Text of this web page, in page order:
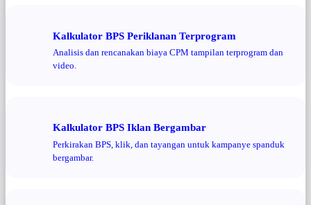
Kalkulator BPS Periklanan Terprogram
Analisis dan rencanakan biaya CPM tampilan terprogram dan
video.
Kalkulator BPS Iklan Bergambar
Perkirakan BPS, klik, dan tayangan untuk kampanye spanduk
bergambar.